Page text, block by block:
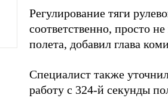
Регулирование тяги
соответственно, просто
полета, добавил глава
Специалист также
работу с 324-й секунды